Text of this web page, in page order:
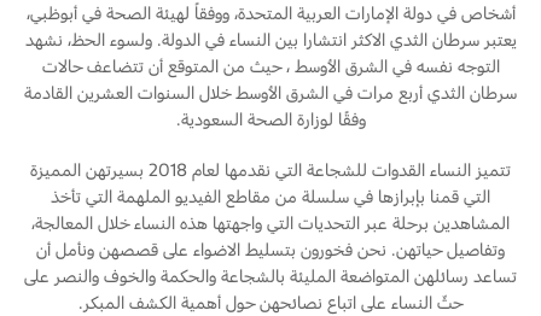
المتحدة
اليمن
باقة العناية الفائقة
دعم المزامنة
أجزاء
قطع غيار فورد الأصلية
أشخاص في دولة الإمارات العربية المتحدة، ووفقاً لهيئة الصحة في أبوظبي،
يعتبر سرطان الثدي الاكثر انتشارا بين النساء في الدولة. ولسوء الحظ، نشهد
التوجه نفسه في الشرق الأوسط ، حيث من المتوقع أن تتضاعف حالات
سرطان الثدي أربع مرات في الشرق الأوسط خلال السنوات العشرين القادمة
وفقًا لوزارة الصحة السعودية.
تتميز النساء القدوات للشجاعة التي نقدمها لعام 2018 بسيرتهن المميزة
التي قمنا بإبرازها في سلسلة من مقاطع الفيديو الملهمة التي تأخذ
المشاهدين برحلة عبر التحديات التي واجهتها هذه النساء خلال المعالجة،
وتفاصيل حياتهن. نحن فخورون بتسليط الاضواء على قصصهن ونأمل أن
تساعد رسائلهن المتواضعة المليئة بالشجاعة والحكمة والخوف والنصر على
حثّ النساء على اتباع نصائحهن حول أهمية الكشف المبكر.